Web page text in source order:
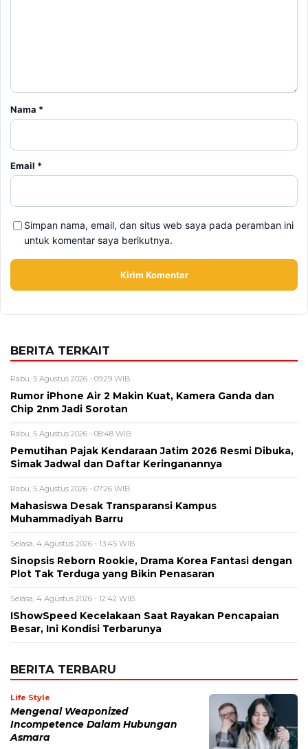
Nama *
Email *
Simpan nama, email, dan situs web saya pada peramban ini
untuk komentar saya berikutnya.
BERITA TERKAIT
Rabu, 5 Agustus 2026 - 09:29 WIB
Rumor iPhone Air 2 Makin Kuat, Kamera Ganda dan
Chip 2nm Jadi Sorotan
Rabu, 5 Agustus 2026 - 08:48 WIB
Pemutihan Pajak Kendaraan Jatim 2026 Resmi Dibuka,
Simak Jadwal dan Daftar Keringanannya
Rabu, 5 Agustus 2026 - 07:26 WIB
Mahasiswa Desak Transparansi Kampus
Muhammadiyah Barru
Selasa, 4 Agustus 2026 - 13:45 WIB
Sinopsis Reborn Rookie, Drama Korea Fantasi dengan
Plot Tak Terduga yang Bikin Penasaran
Selasa, 4 Agustus 2026 - 12:42 WIB
IShowSpeed Kecelakaan Saat Rayakan Pencapaian
Besar, Ini Kondisi Terbarunya
BERITA TERBARU
Life Style
Mengenal Weaponized
Incompetence Dalam Hubungan
Asmara